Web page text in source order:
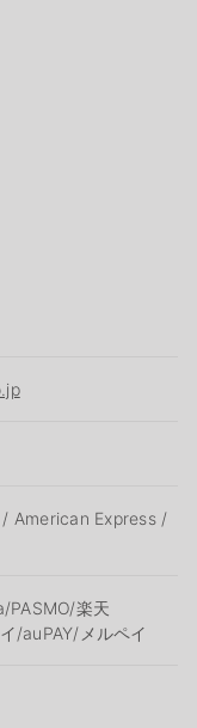
American Express /
PASMO/楽天
/auPAY/メルペイ